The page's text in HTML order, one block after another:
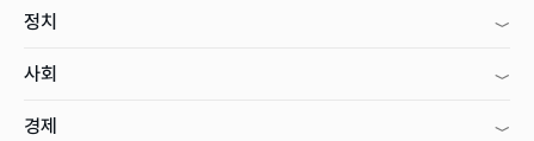
정치
사회
경제